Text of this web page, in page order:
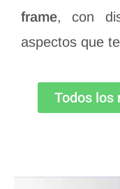
frame, con
aspectos que
Todos los